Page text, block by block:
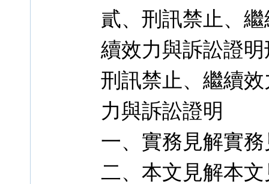
貳、刑訊禁止、
續效力與訴訟證
刑訊禁止、繼續
力與訴訟證明
一、實務見解實
二、本文見解本